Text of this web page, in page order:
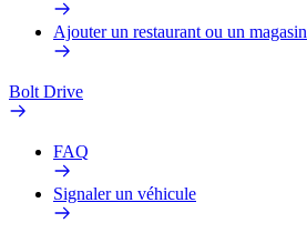
Ajouter un restaurant ou un magasin
Bolt Drive
FAQ
Signaler un véhicule